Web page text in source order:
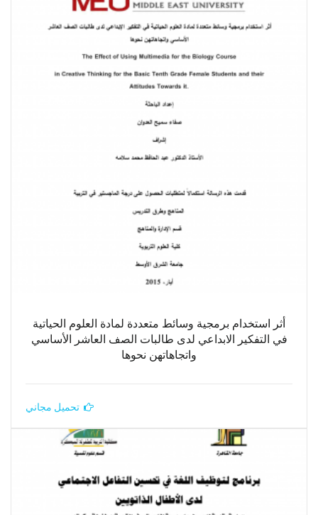
أثر استخدام برمجية وسائط متعددة لمادة العلوم الحياتية
في التفكير الابداعي لدى طالبات الصف العاشر الأساسي
واتجاهاتهن نحوها
تحميل مجاني